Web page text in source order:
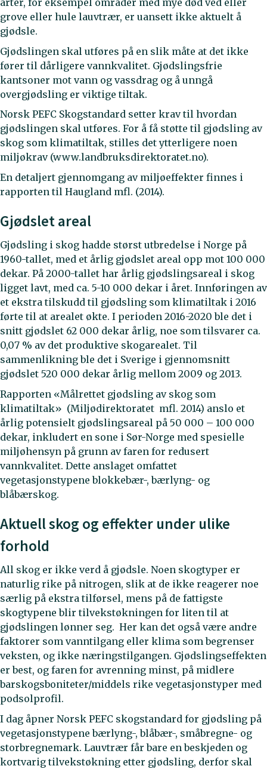
arter, for eksempel områder med mye død ved eller
grove eller hule lauvtrær, er uansett ikke aktuelt å
gjødsle.
Gjødslingen skal utføres på en slik måte at det ikke
fører til dårligere vannkvalitet. Gjødslingsfrie
kantsoner mot vann og vassdrag og å unngå
overgjødsling er viktige tiltak.
Norsk PEFC Skogstandard setter krav til hvordan
gjødslingen skal utføres. For å få støtte til gjødsling av
skog som klimatiltak, stilles det ytterligere noen
miljøkrav (www.landbruksdirektoratet.no).
En detaljert gjennomgang av miljøeffekter finnes i
rapporten til Haugland mfl. (2014).
Gjødslet areal
Gjødsling i skog hadde størst utbredelse i Norge på
1960-tallet, med et årlig gjødslet areal opp mot 100 000
dekar. På 2000-tallet har årlig gjødslingsareal i skog
ligget lavt, med ca. 5-10 000 dekar i året. Innføringen av
et ekstra tilskudd til gjødsling som klimatiltak i 2016
førte til at arealet økte. I perioden 2016-2020 ble det i
snitt gjødslet 62 000 dekar årlig, noe som tilsvarer ca.
0,07 % av det produktive skogarealet. Til
sammenlikning ble det i Sverige i gjennomsnitt
gjødslet 520 000 dekar årlig mellom 2009 og 2013.
Rapporten «Målrettet gjødsling av skog som
klimatiltak» (Miljødirektoratet mfl. 2014) anslo et
årlig potensielt gjødslingsareal på 50 000 – 100 000
dekar, inkludert en sone i Sør-Norge med spesielle
miljøhensyn på grunn av faren for redusert
vannkvalitet. Dette anslaget omfattet
vegetasjonstypene blokkebær-, bærlyng- og
blåbærskog.
Aktuell skog og effekter under ulike
forhold
All skog er ikke verd å gjødsle. Noen skogtyper er
naturlig rike på nitrogen, slik at de ikke reagerer noe
særlig på ekstra tilførsel, mens på de fattigste
skogtypene blir tilvekstøkningen for liten til at
gjødslingen lønner seg. Her kan det også være andre
faktorer som vanntilgang eller klima som begrenser
veksten, og ikke næringstilgangen. Gjødslingseffekten
er best, og faren for avrenning minst, på midlere
barskogsboniteter/middels rike vegetasjonstyper med
podsolprofil.
I dag åpner Norsk PEFC skogstandard for gjødsling på
vegetasjonstypene bærlyng-, blåbær-, småbregne- og
storbregnemark. Lauvtrær får bare en beskjeden og
kortvarig tilvekstøkning etter gjødsling, derfor skal